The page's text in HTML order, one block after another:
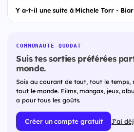
Y a-t-il une suite à Michele Torr -
COMMUNAUTÉ QUODAT
Suis tes sorties préférées
monde.
Sois au courant de tout, tout le temps,
tout le monde. Films, mangas, jeux,
a pour tous les goûts.
Créer un compte gratuit J'ai